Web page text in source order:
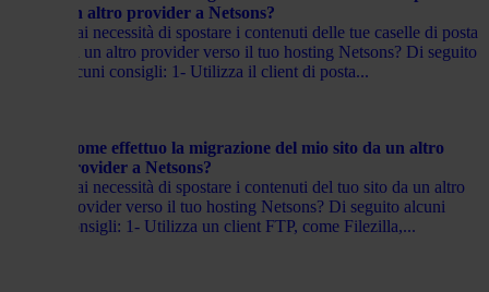
un altro provider a Netsons?
Hai necessità di spostare i contenuti delle tue caselle di posta
da un altro provider verso il tuo hosting Netsons? Di seguito
alcuni consigli: 1- Utilizza il client di posta...
Come effettuo la migrazione del mio sito da un altro
provider a Netsons?
Hai necessità di spostare i contenuti del tuo sito da un altro
provider verso il tuo hosting Netsons? Di seguito alcuni
consigli: 1- Utilizza un client FTP, come Filezilla,...